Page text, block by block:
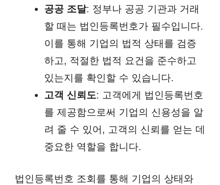
공공 조달: 정부나 공공 기관과 거래
할 때는 법인등록번호가 필수입니다.
이를 통해 기업의 법적 상태를 검증
하고, 적절한 법적 요건을 준수하고
있는지를 확인할 수 있습니다.
고객 신뢰도: 고객에게 법인등록번호
를 제공함으로써 기업의 신용성을 알
려 줄 수 있어, 고객의 신뢰를 얻는 데
중요한 역할을 합니다.
법인등록번호 조회를 통해 기업의 상태와